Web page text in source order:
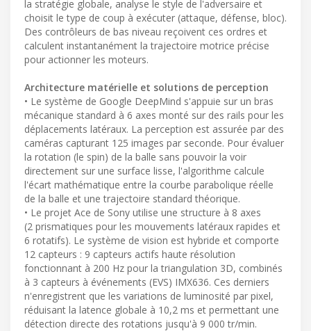
la stratégie globale, analyse le style de l'adversaire et
choisit le type de coup à exécuter (attaque, défense, bloc).
Des contrôleurs de bas niveau reçoivent ces ordres et
calculent instantanément la trajectoire motrice précise
pour actionner les moteurs.
Architecture matérielle et solutions de perception
• Le système de Google DeepMind s'appuie sur un bras
mécanique standard à 6 axes monté sur des rails pour les
déplacements latéraux. La perception est assurée par des
caméras capturant 125 images par seconde. Pour évaluer
la rotation (le spin) de la balle sans pouvoir la voir
directement sur une surface lisse, l'algorithme calcule
l'écart mathématique entre la courbe parabolique réelle
de la balle et une trajectoire standard théorique.
• Le projet Ace de Sony utilise une structure à 8 axes
(2 prismatiques pour les mouvements latéraux rapides et
6 rotatifs). Le système de vision est hybride et comporte
12 capteurs : 9 capteurs actifs haute résolution
fonctionnant à 200 Hz pour la triangulation 3D, combinés
à 3 capteurs à événements (EVS) IMX636. Ces derniers
n'enregistrent que les variations de luminosité par pixel,
réduisant la latence globale à 10,2 ms et permettant une
détection directe des rotations jusqu'à 9 000 tr/min.